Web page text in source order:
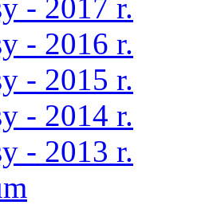
- 2017 r.
- 2016 r.
- 2015 r.
- 2014 r.
- 2013 r.